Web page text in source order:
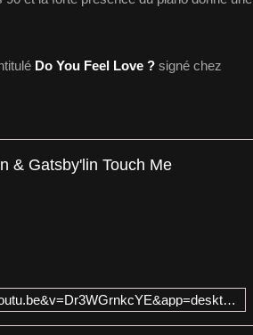
Do You Feel Love ? signé chez
& Gatsby'lin Touch Me
https://www.youtube.com/watch?feature=youtu.be&v=Dr3WGrnkcYE&app=desktop